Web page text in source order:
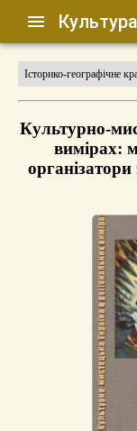
Історико-географічне
Культурно-
вимірах: